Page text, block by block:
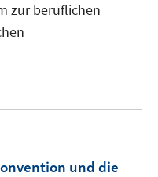
zur beruflichen
und die